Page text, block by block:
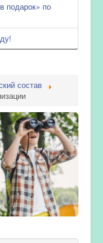
подарок» по
состав